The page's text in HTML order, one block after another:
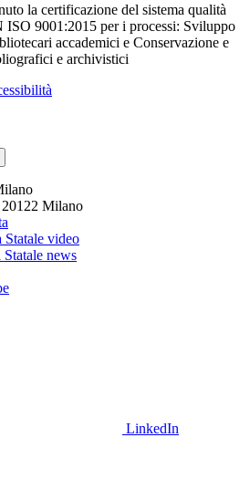
la certificazione del sistema qualità
9001:2015 per i processi: Sviluppo
accademici e Conservazione e
e archivistici
20122 Milano
Statale video
Statale news
LinkedIn